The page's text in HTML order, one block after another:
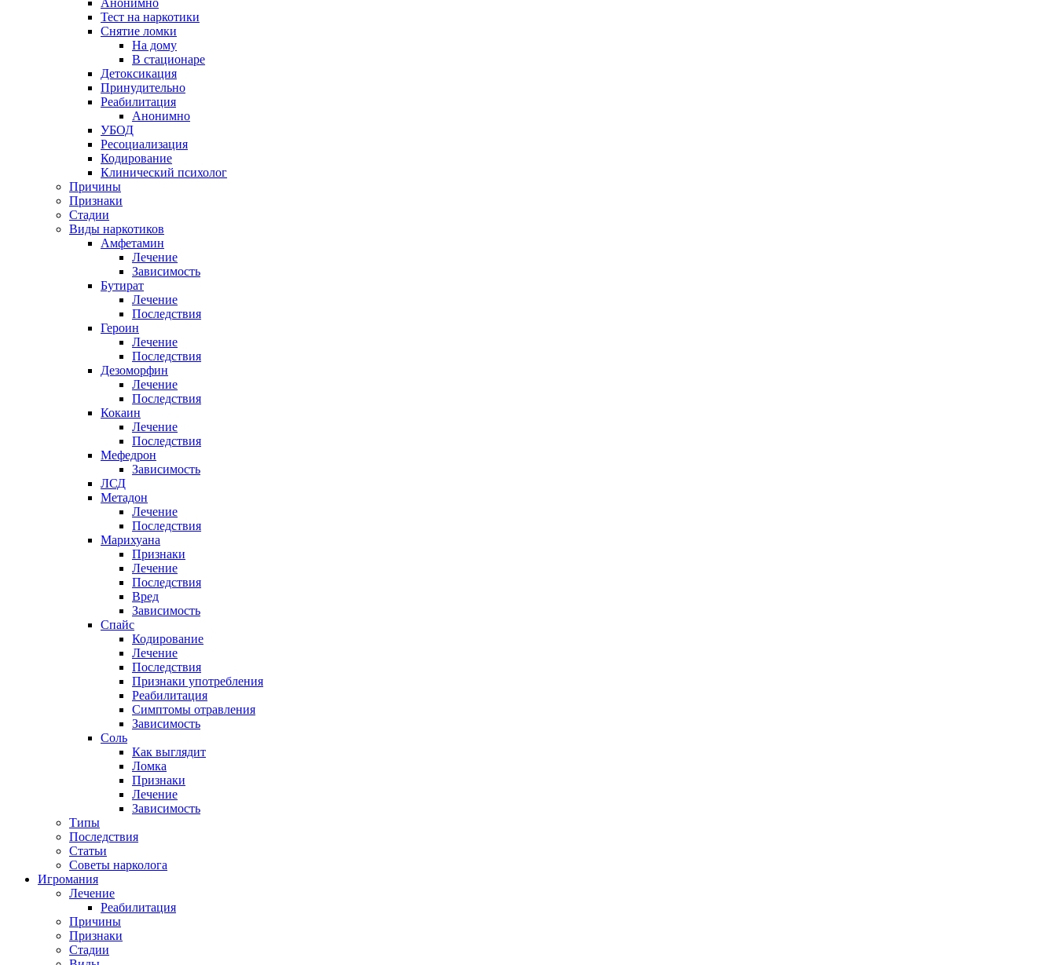
Анонимно
Тест на наркотики
Снятие ломки
На дому
В стационаре
Детоксикация
Принудительно
Реабилитация
Анонимно
УБОД
Ресоциализация
Кодирование
Клинический психолог
Причины
Признаки
Стадии
Виды наркотиков
Амфетамин
Лечение
Зависимость
Бутират
Лечение
Последствия
Героин
Лечение
Последствия
Дезоморфин
Лечение
Последствия
Кокаин
Лечение
Последствия
Мефедрон
Зависимость
ЛСД
Метадон
Лечение
Последствия
Марихуана
Признаки
Лечение
Последствия
Вред
Зависимость
Спайс
Кодирование
Лечение
Последствия
Признаки употребления
Реабилитация
Симптомы отравления
Зависимость
Соль
Как выглядит
Ломка
Признаки
Лечение
Зависимость
Типы
Последствия
Статьи
Советы нарколога
Игромания
Лечение
Реабилитация
Причины
Признаки
Стадии